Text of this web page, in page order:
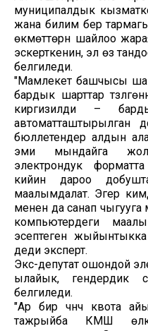
муниципалдык
жана билим берүү
өкмөттөрүн шайлоо
эскерткенин, эл өз
белгиледи.
"Мамлекет башчысы
бардык шарттар
киргизилди –
автоматташтырылган
бюллетендер алдын
эми мындайга жол
электрондук
кийин дароо
маалымдалат. Эгер
менен да санап чыгууга
компьютердеги
эсептеген
деди эксперт.
Экс-депутат ошондой
ылайык, гендердик
белгиледи.
"Ар бир үчүнчү квота
тажрыйба КМШ